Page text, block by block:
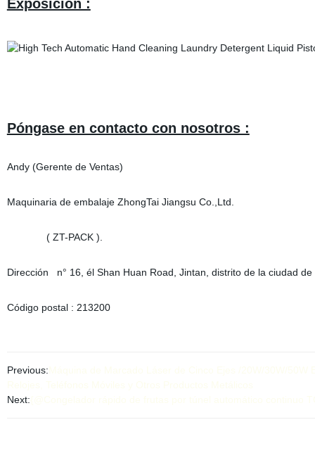
Exposición :
Póngase en contacto con nosotros :
Andy (Gerente de Ventas)
Maquinaria de embalaje ZhongTai Jiangsu Co.,Ltd.
( ZT-PACK ).
Dirección n° 16, él Shan Huan Road, Jintan, distrito de la ciudad
Código postal : 213200
Previous:
Next: